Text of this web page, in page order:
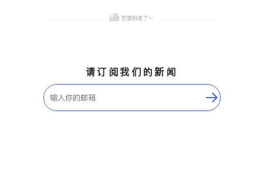
请订阅我们的新闻